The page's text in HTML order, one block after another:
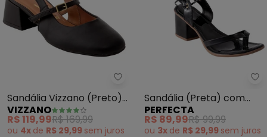
Vizzano - Sandália Vizzano
Sandália Vizzano (Preto)
em Sintético
VIZZANO
R$ 119,99R$ 169,99
ou 4x de R$ 29,99 sem juros
Sandália (Preta) com
Amarração
PERFECTA
R$ 89,99R$ 99,99
ou 3x de R$ 29,99 sem juros